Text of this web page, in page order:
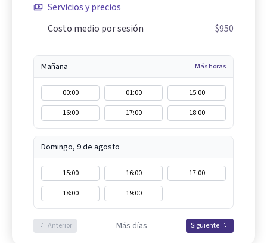
Servicios y precios
Costo medio por sesión
$950
Mañana Más horas
00:00 01:00
15:00
16:00
17:00 18:00
Domingo, 9 de agosto
15:00 16:00
17:00
18:00
19:00
Anterior Más días Siguiente